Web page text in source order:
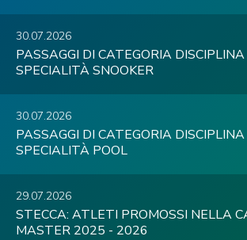
30.07.2026
PASSAGGI DI CATEGORIA
SPECIALITÀ SNOOKER
30.07.2026
PASSAGGI DI CATEGORIA
SPECIALITÀ POOL
29.07.2026
STECCA: ATLETI PROMOSSI NELLA
MASTER 2025 - 2026